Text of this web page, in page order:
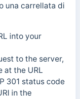
una carrellata di
into your
to the server,
at the URL
301 status code
in the